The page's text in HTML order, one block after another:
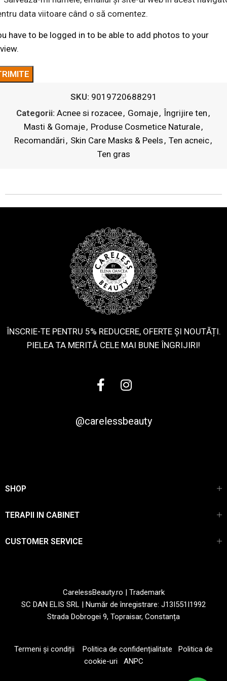
data viitoare când o să comentez.
have to be logged in to be able to add photos to your
SKU: 9019720688291
Categorii: Acnee si rozacee, Gomaje, Îngrijire ten ,
Masti & Gomaje, Produse Cosmetice Naturale,
Recomandări , Skin Care Masks & Peels , Ten acneic,
Ten gras
ÎNSCRIE-TE PENTRU 5% REDUCERE, OFERTE ȘI NOUTĂȚI.
PIELEA TA MERITĂ CELE MAI BUNE ÎNGRIJIRI!
@carelessbeauty
SHOP
TERAPII IN CABINET
CUSTOMER SERVICE
CarelessBeauty.ro | Trademark
SC DAN ELIS SRL | Număr de înregistrare: J13I551I1992
Strada Dobrogei 9, Topraisar, Constanța
Termeni și condiții Politica de confidențialitate
Politica de
cookie-uri
ANPC